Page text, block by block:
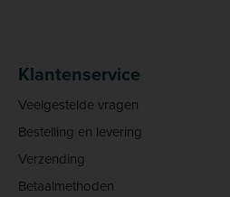
Klantenservice
Veelgestelde vragen
Bestelling en levering
Verzending
Betaalmethoden